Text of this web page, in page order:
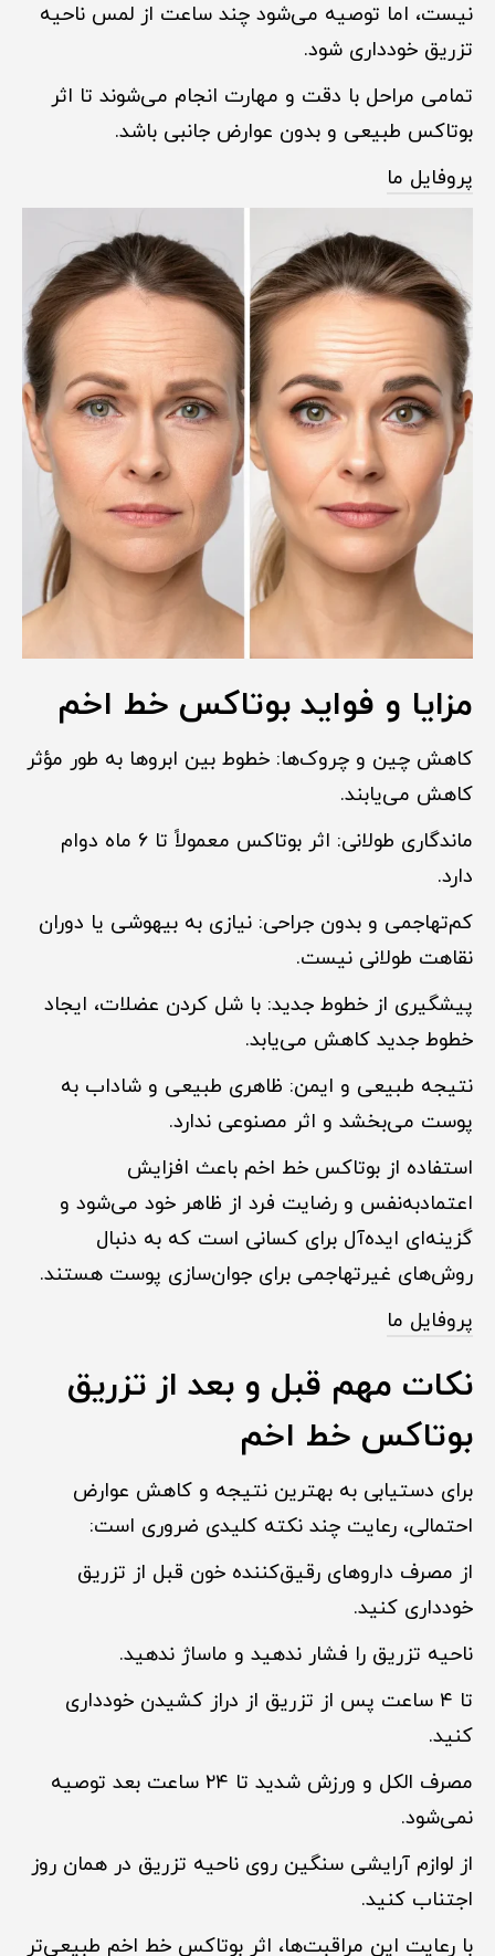
نیست، اما توصیه می‌شود چند ساعت از لمس ناحیه
تزریق خودداری شود.
تمامی مراحل با دقت و مهارت انجام می‌شوند تا اثر
بوتاکس طبیعی و بدون عوارض جانبی باشد.
پروفایل ما
مزایا و فواید بوتاکس خط اخم
کاهش چین و چروک‌ها: خطوط بین ابروها به طور مؤثر
کاهش می‌یابند.
ماندگاری طولانی: اثر بوتاکس معمولاً تا ۶ ماه دوام
دارد.
کم‌تهاجمی و بدون جراحی: نیازی به بیهوشی یا دوران
نقاهت طولانی نیست.
پیشگیری از خطوط جدید: با شل کردن عضلات، ایجاد
خطوط جدید کاهش می‌یابد.
نتیجه طبیعی و ایمن: ظاهری طبیعی و شاداب به
پوست می‌بخشد و اثر مصنوعی ندارد.
استفاده از بوتاکس خط اخم باعث افزایش
اعتمادبه‌نفس و رضایت فرد از ظاهر خود می‌شود و
گزینه‌ای ایده‌آل برای کسانی است که به دنبال
روش‌های غیرتهاجمی برای جوان‌سازی پوست هستند.
پروفایل ما
نکات مهم قبل و بعد از تزریق
بوتاکس خط اخم
برای دستیابی به بهترین نتیجه و کاهش عوارض
احتمالی، رعایت چند نکته کلیدی ضروری است:
از مصرف داروهای رقیق‌کننده خون قبل از تزریق
خودداری کنید.
ناحیه تزریق را فشار ندهید و ماساژ ندهید.
تا ۴ ساعت پس از تزریق از دراز کشیدن خودداری
کنید.
مصرف الکل و ورزش شدید تا ۲۴ ساعت بعد توصیه
نمی‌شود.
از لوازم آرایشی سنگین روی ناحیه تزریق در همان روز
اجتناب کنید.
با رعایت این مراقبت‌ها، اثر بوتاکس خط اخم طبیعی‌تر